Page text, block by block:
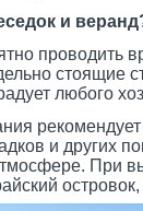
и
проводить
стоящие
любого
и других
При